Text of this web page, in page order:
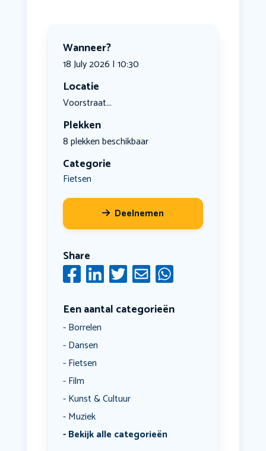
Wanneer?
18 July 2026 | 10:30
Locatie
Voorstraat...
Plekken
8 plekken beschikbaar
Categorie
Fietsen
Deelnemen
Share
Een aantal categorieën
Borrelen
Dansen
Fietsen
Film
Kunst & Cultuur
Muziek
Bekijk alle categorieën